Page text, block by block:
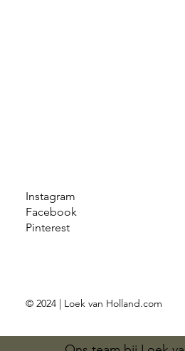
Instagram
Facebook
Pinterest
© 2024 | Loek van Holland.com